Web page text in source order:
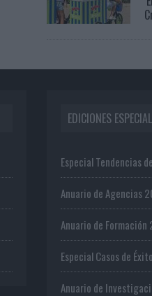
EDICIONES
Especial Tendencias
Anuario de Agencias
Anuario de
Especial Casos de
Anuario de